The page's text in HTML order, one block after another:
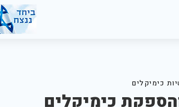
כימיקלים
כימיקלים